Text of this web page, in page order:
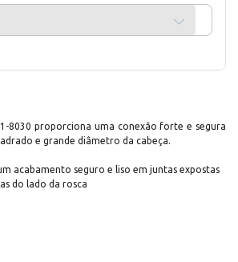
8030 proporciona uma conexão forte e segura
e grande diâmetro da cabeça.
acabamento seguro e liso em juntas expostas
do lado da rosca